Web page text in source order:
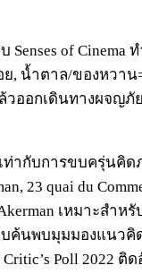
Senses of
, น้ำตาล/ของหวาน
ออกเดินทางผจญภั
ากับการขบครุ่นคิด
23 quai du
เหมาะสำห
ค้นพบมุมมองแนว
Poll 2022